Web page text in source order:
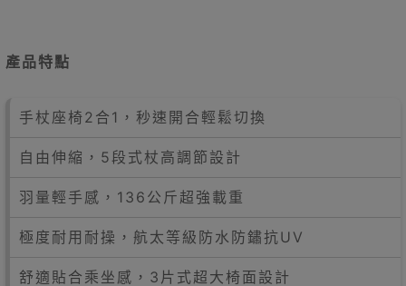
產品特點
手杖座椅2合1，秒速開合輕鬆切換
自由伸縮，5段式杖高調節設計
羽量輕手感，136公斤超強載重
極度耐用耐操，航太等級防水防鏽抗UV
舒適貼合乘坐感，3片式超大椅面設計